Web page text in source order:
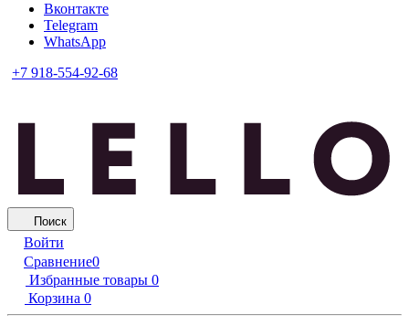
Вконтакте
Telegram
WhatsApp
+7 918-554-92-68
Поиск
Войти
Сравнение0
Избранные товары 0
Корзина 0